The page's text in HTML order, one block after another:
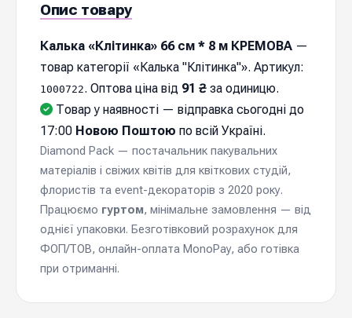
Опис товару
Калька «Клітинка» 66 см * 8 м КРЕМОВА —
товар категорії «Калька "Клітинка"». Артикул:
1000722. Оптова ціна від 91 ₴ за одиницю.
Товар у наявності — відправка cьогодні до
17:00 Новою Поштою по всій Україні.
Diamond Pack — постачальник пакувальних
матеріалів і свіжих квітів для квіткових студій,
флористів та event-декораторів з 2020 року.
Працюємо гуртом, мінімальне замовлення — від
однієї упаковки. Безготівковий розрахунок для
ФОП/ТОВ, онлайн-оплата MonoPay, або готівка
при отриманні.